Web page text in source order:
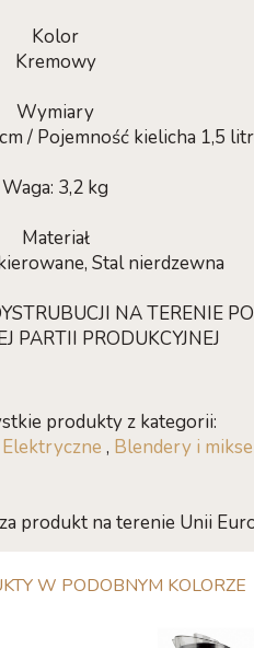
Kolor
Kremowy
Wymiary
/ Pojemność kielicha 1,5
Waga: 3,2 kg
Materiał
Stal nierdzewna
NA TERENIE
PARTII PRODUKCYJNEJ
produkty z kategorii:
Elektryczne , Blendery i
produkt na terenie Unii
W PODOBNYM KOLORZE